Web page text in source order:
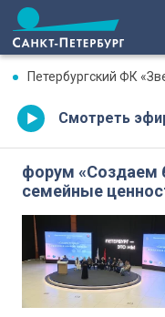
Петербургский ФК «Звезда»
Смотреть
форум «Создаем
семейные